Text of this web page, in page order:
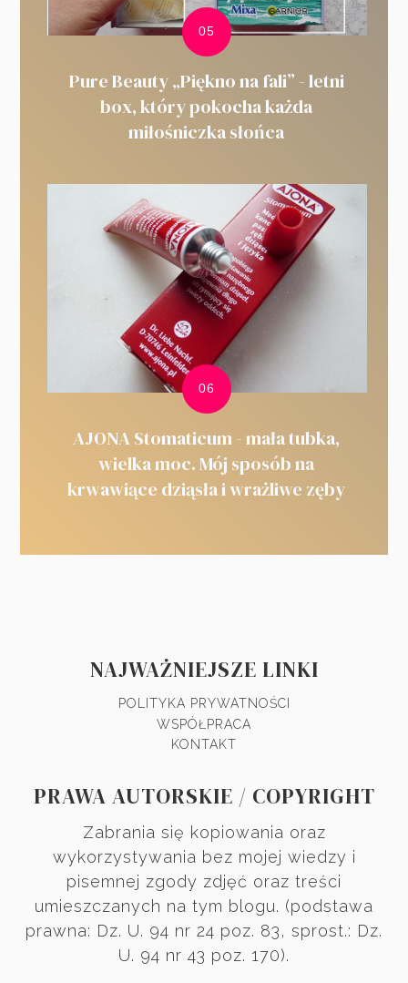
Pure Beauty „Piękno na fali” - letni
box, który pokocha każda
miłośniczka słońca
AJONA Stomaticum - mała tubka,
wielka moc. Mój sposób na
krwawiące dziąsła i wrażliwe zęby
NAJWAŻNIEJSZE LINKI
POLITYKA PRYWATNOŚCI
WSPÓŁPRACA
KONTAKT
PRAWA AUTORSKIE / COPYRIGHT
Zabrania się kopiowania oraz
wykorzystywania bez mojej wiedzy i
pisemnej zgody zdjęć oraz treści
umieszczanych na tym blogu. (podstawa
prawna: Dz. U. 94 nr 24 poz. 83, sprost.: Dz.
U. 94 nr 43 poz. 170).